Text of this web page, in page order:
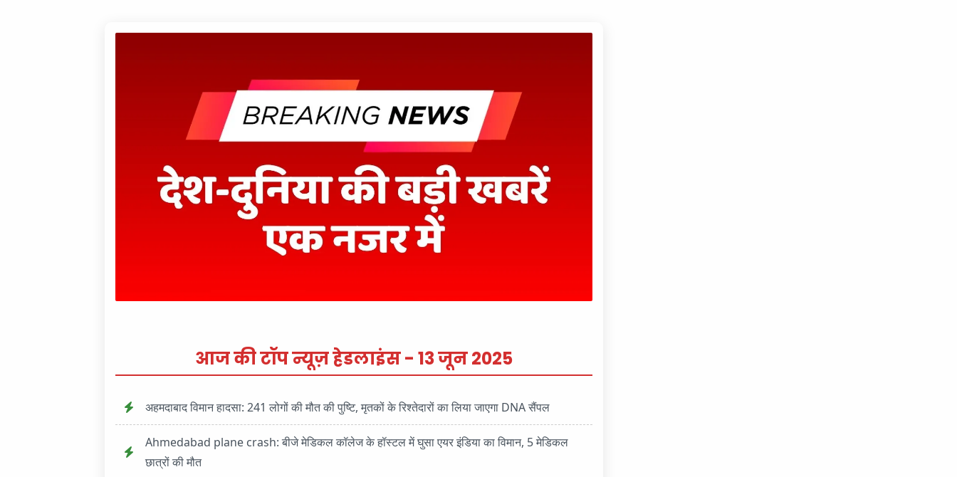
आज की टॉप न्यूज़ हेडलाइंस - 13 जून 2025
अहमदाबाद विमान हादसा: 241 लोगों की मौत की पुष्टि, मृतकों के रिश्तेदारों का लिया जाएगा DNA सैंपल
Ahmedabad plane crash: बीजे मेडिकल कॉलेज के हॉस्टल में घुसा एयर इंडिया का विमान, 5 मेडिकल
छात्रों की मौत